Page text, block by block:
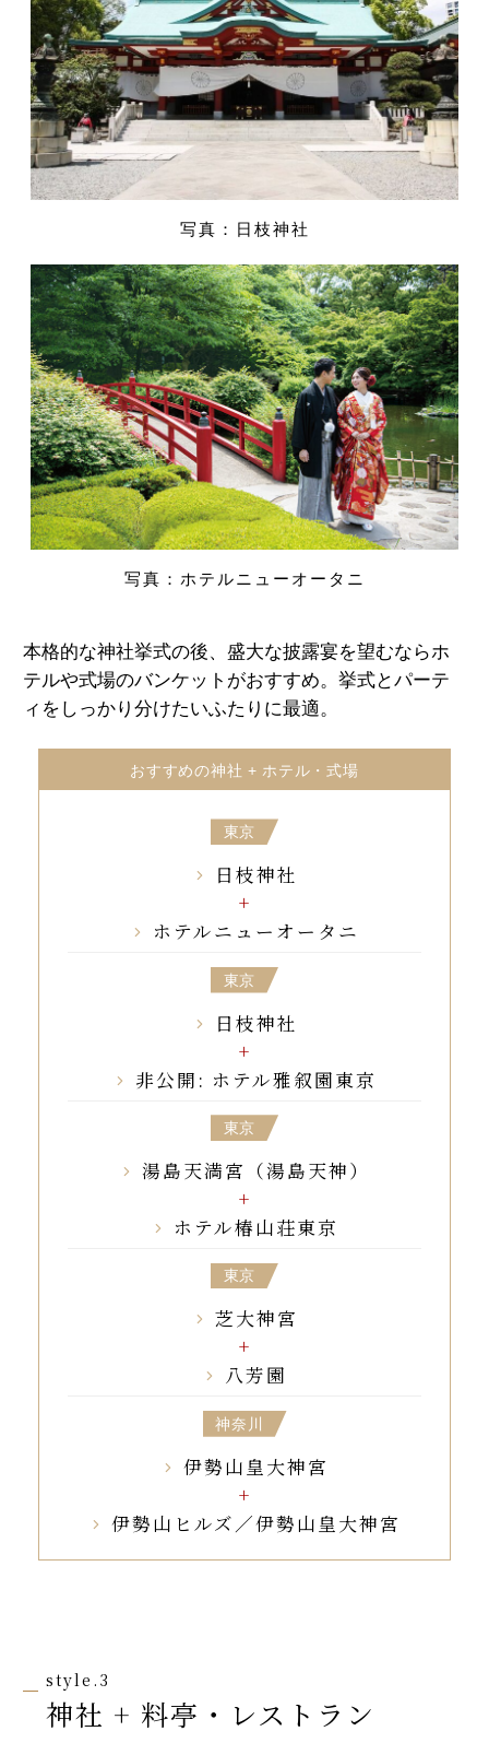
写真：日枝神社
写真：ホテルニューオータニ
本格的な神社挙式の後、盛大な披露宴を望むならホ
テルや式場のバンケットがおすすめ。挙式とパーテ
ィをしっかり分けたいふたりに最適。
おすすめの神社 + ホテル・式場
東京
日枝神社
ホテルニューオータニ
東京
日枝神社
非公開: ホテル雅叙園東京
東京
湯島天満宮（湯島天神）
ホテル椿山荘東京
東京
芝大神宮
八芳園
神奈川
伊勢山皇大神宮
伊勢山ヒルズ／伊勢山皇大神宮
style.3
神社 + 料亭・レストラン